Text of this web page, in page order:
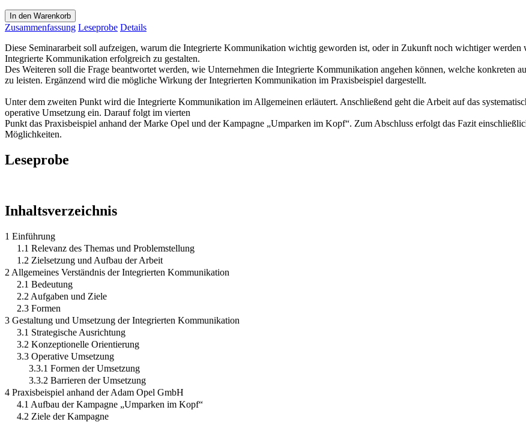
In den Warenkorb
Zusammenfassung Leseprobe Details
Diese Seminararbeit soll aufzeigen, warum die Integrierte Kommunikation wichtig geworden ist, oder in Zukunft noch wichtiger
Integrierte Kommunikation erfolgreich zu gestalten.
Des Weiteren soll die Frage beantwortet werden, wie Unternehmen die Integrierte Kommunikation angehen können, welche konkreten
zu leisten. Ergänzend wird die mögliche Wirkung der Integrierten Kommunikation im Praxisbeispiel dargestellt.
Unter dem zweiten Punkt wird die Integrierte Kommunikation im Allgemeinen erläutert. Anschließend geht die Arbeit auf das
operative Umsetzung ein. Darauf folgt im vierten
Punkt das Praxisbeispiel anhand der Marke Opel und der Kampagne „Umparken im Kopf“. Zum Abschluss erfolgt das Fazit
Möglichkeiten.
Leseprobe
Inhaltsverzeichnis
1 Einführung
1.1 Relevanz des Themas und Problemstellung
1.2 Zielsetzung und Aufbau der Arbeit
2 Allgemeines Verständnis der Integrierten Kommunikation
2.1 Bedeutung
2.2 Aufgaben und Ziele
2.3 Formen
3 Gestaltung und Umsetzung der Integrierten Kommunikation
3.1 Strategische Ausrichtung
3.2 Konzeptionelle Orientierung
3.3 Operative Umsetzung
3.3.1 Formen der Umsetzung
3.3.2 Barrieren der Umsetzung
4 Praxisbeispiel anhand der Adam Opel GmbH
4.1 Aufbau der Kampagne „Umparken im Kopf“
4.2 Ziele der Kampagne